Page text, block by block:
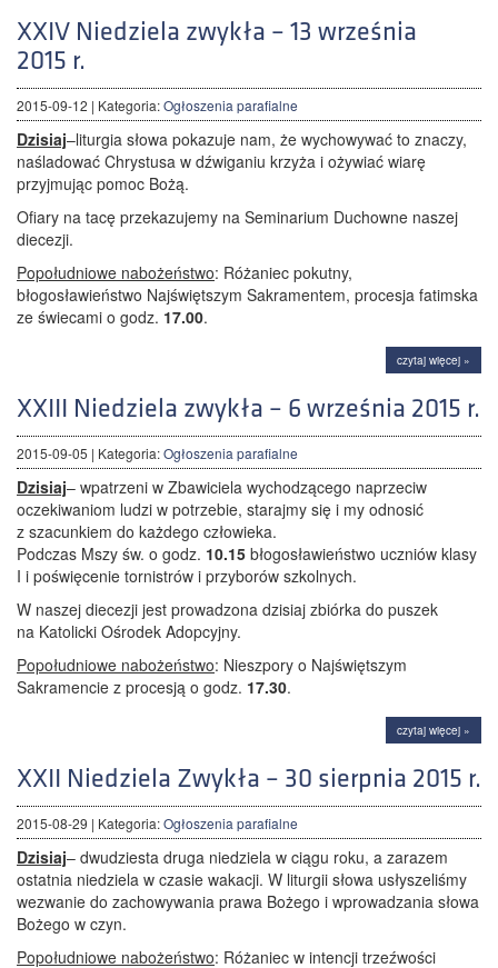
XXIV Niedziela zwykła – 13 września
2015 r.
2015-09-12 | Kategoria:Ogłoszenia parafialne
Dzisiaj–liturgia słowa pokazuje nam, że wychowywać to znaczy,
naśladować Chrystusa w dźwiganiu krzyża i ożywiać wiarę
przyjmując pomoc Bożą.
Ofiary na tacę przekazujemy na Seminarium Duchowne naszej
diecezji.
Popołudniowe nabożeństwo: Różaniec pokutny,
błogosławieństwo Najświętszym Sakramentem, procesja fatimska
ze świecami o godz. 17.00.
czytaj więcej »
XXIII Niedziela zwykła – 6 września 2015 r.
2015-09-05 | Kategoria:Ogłoszenia parafialne
Dzisiaj– wpatrzeni w Zbawiciela wychodzącego naprzeciw
oczekiwaniom ludzi w potrzebie, starajmy się i my odnosić
z szacunkiem do każdego człowieka.
Podczas Mszy św. o godz. 10.15 błogosławieństwo uczniów klasy
I i poświęcenie tornistrów i przyborów szkolnych.
W naszej diecezji jest prowadzona dzisiaj zbiórka do puszek
na Katolicki Ośrodek Adopcyjny.
Popołudniowe nabożeństwo: Nieszpory o Najświętszym
Sakramencie z procesją o godz. 17.30.
czytaj więcej »
XXII Niedziela Zwykła – 30 sierpnia 2015 r.
2015-08-29 | Kategoria:Ogłoszenia parafialne
Dzisiaj– dwudziesta druga niedziela w ciągu roku, a zarazem
ostatnia niedziela w czasie wakacji. W liturgii słowa usłyszeliśmy
wezwanie do zachowywania prawa Bożego i wprowadzania słowa
Bożego w czyn.
Popołudniowe nabożeństwo: Różaniec w intencji trzeźwości